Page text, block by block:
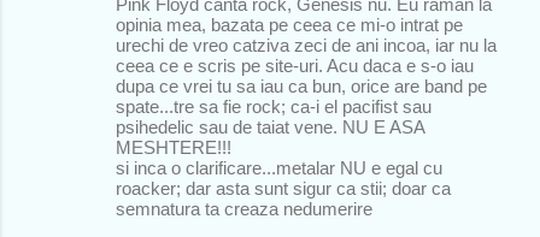
opinia mea, bazata pe ceea ce mi-o intrat pe
urechi de vreo catziva zeci de ani incoa, iar nu la
ceea ce e scris pe site-uri. Acu daca e s-o iau
dupa ce vrei tu sa iau ca bun, orice are band pe
spate...tre sa fie rock; ca-i el pacifist sau
psihedelic sau de taiat vene. NU E ASA
MESHTERE!!!
si inca o clarificare...metalar NU e egal cu
roacker; dar asta sunt sigur ca stii; doar ca
semnatura ta creaza nedumerire